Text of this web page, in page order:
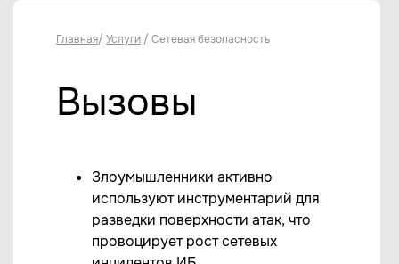
Злоумышленники активно
используют инструментарий для
разведки поверхности атак, что
провоцирует рост сетевых
Главная/ Услуги / Сетевая безопасность
Вызовы